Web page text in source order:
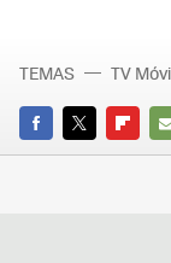
FACEBOOK
TWITTER
TEMAS TV